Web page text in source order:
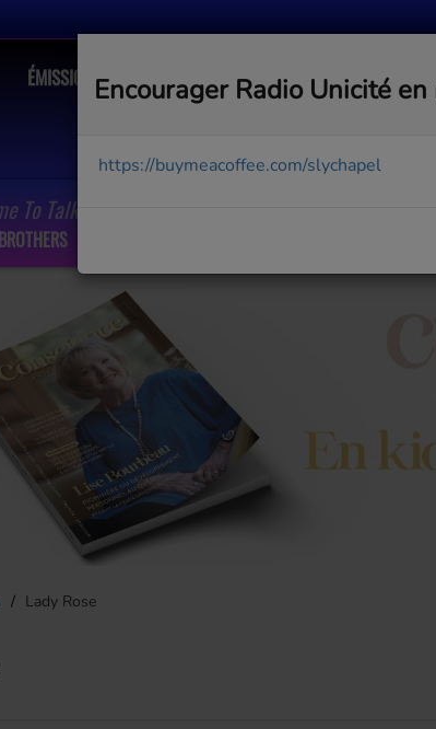
ÉMISSIONS MUSIQUE ACTUALITÉS
To Talk
Lady Rose
Encourager Radio Unicité
https://buymeacoffee.com/slychapel